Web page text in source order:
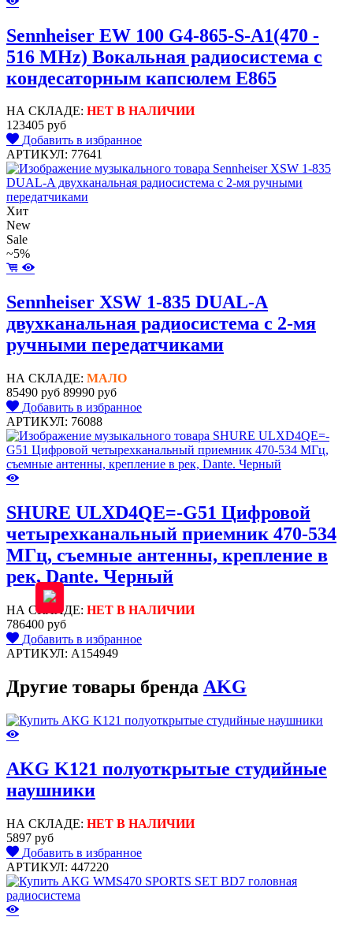
Sennheiser EW 100 G4-865-S-A1(470 -
516 MHz) Вокальная радиосистема с
кондесаторным капсюлем E865
НА СКЛАДЕ: НЕТ В НАЛИЧИИ
123405 руб
Добавить в избранное
АРТИКУЛ: 77641
Хит
New
Sale
~5%
Sennheiser XSW 1-835 DUAL-A
двухканальная радиосистема с 2-мя
ручными передатчиками
НА СКЛАДЕ: МАЛО
85490 руб 89990 руб
Добавить в избранное
АРТИКУЛ: 76088
SHURE ULXD4QE=-G51 Цифровой
четырехканальный приемник 470-534
МГц, съемные антенны, крепление в
рек, Dante. Черный
НА СКЛАДЕ: НЕТ В НАЛИЧИИ
786400 руб
Добавить в избранное
АРТИКУЛ: A154949
Другие товары бренда AKG
AKG K121 полуоткрытые студийные
наушники
НА СКЛАДЕ: НЕТ В НАЛИЧИИ
5897 руб
Добавить в избранное
АРТИКУЛ: 447220